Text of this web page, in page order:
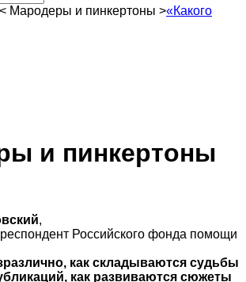
< Мародеры и пинкертоны >«Какого
и пинкертоны
,
Российского фонда помощи
как складываются судьбы
как развиваются сюжеты